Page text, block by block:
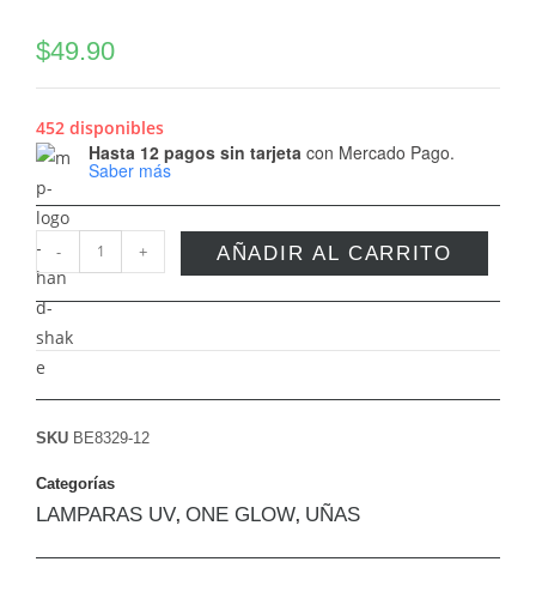
$49.90
452 disponibles
Hasta 12 pagos sin tarjeta con Mercado Pago.
Saber más
- + AÑADIR AL CARRITO
SKU BE8329-12
Categorías
LAMPARAS UV, ONE GLOW, UÑAS